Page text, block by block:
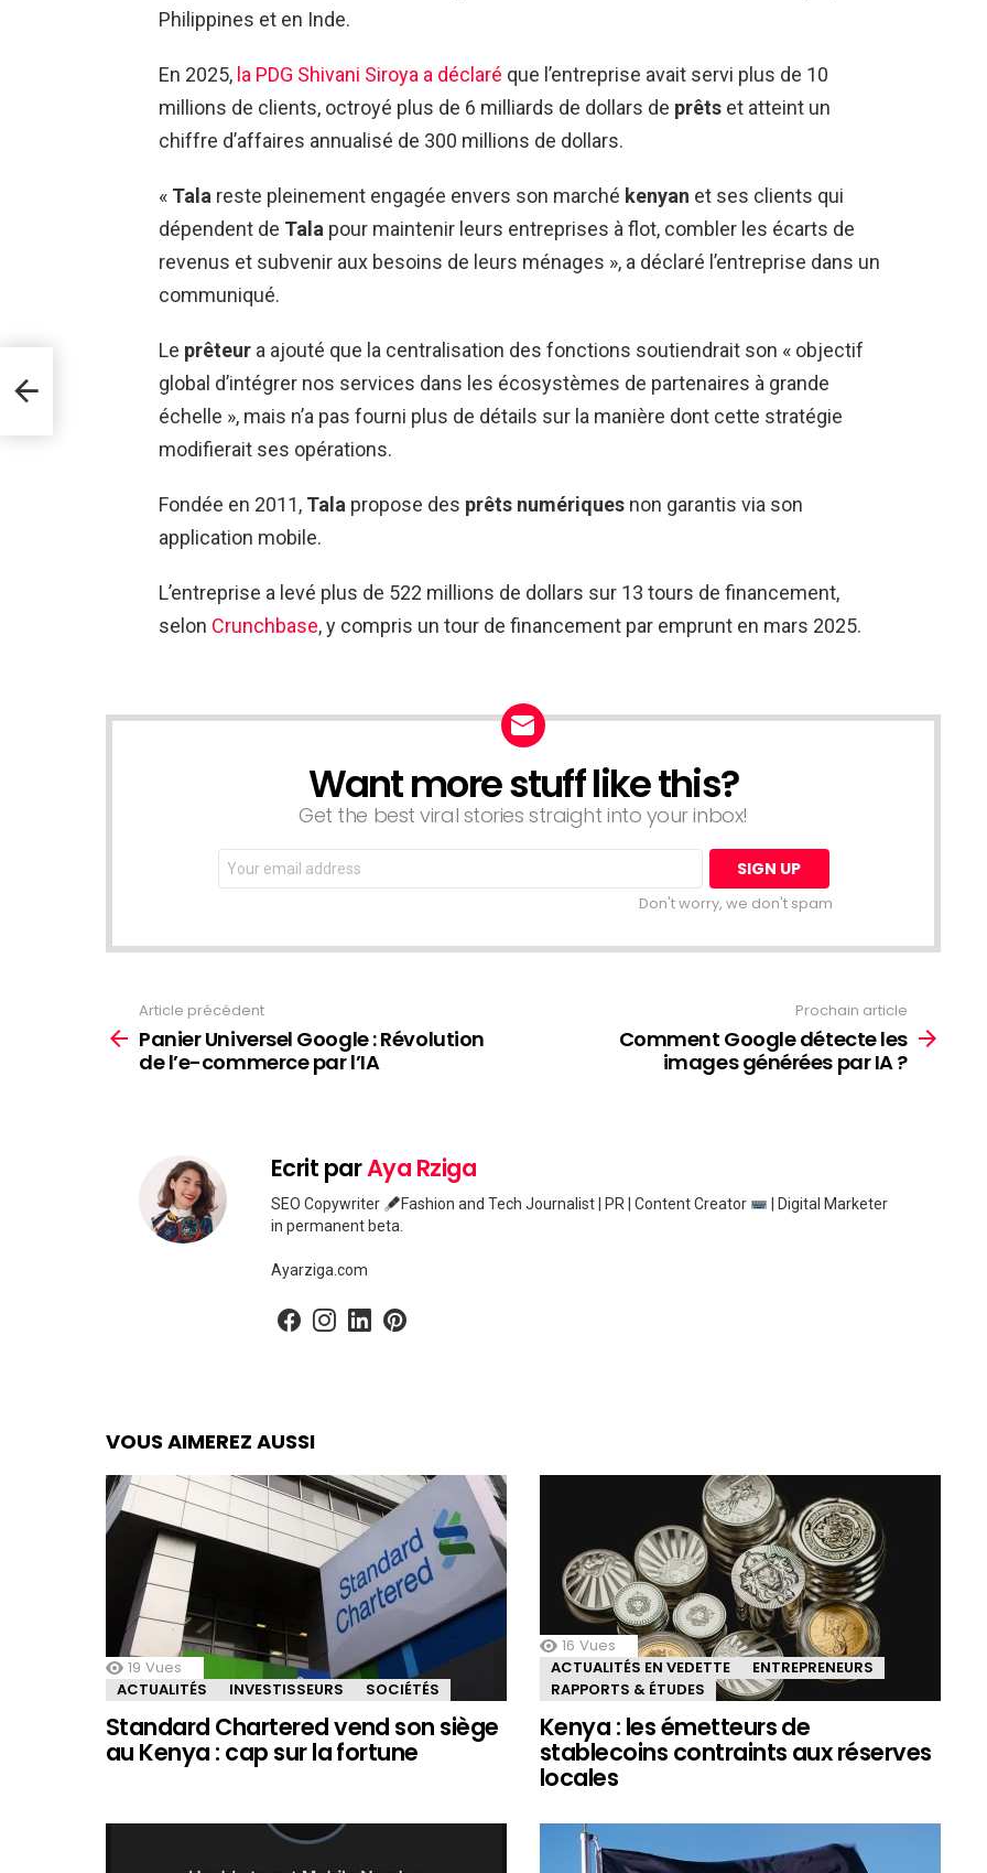
Philippines et en Inde.
En 2025, la PDG Shivani Siroya a déclaré que l’entreprise avait servi plus de 10
millions de clients, octroyé plus de 6 milliards de dollars de prêts et atteint un
chiffre d’affaires annualisé de 300 millions de dollars.
« Tala reste pleinement engagée envers son marché kenyan et ses clients qui
dépendent de Tala pour maintenir leurs entreprises à flot, combler les écarts de
revenus et subvenir aux besoins de leurs ménages », a déclaré l’entreprise dans un
communiqué.
Le prêteur a ajouté que la centralisation des fonctions soutiendrait son « objectif
global d’intégrer nos services dans les écosystèmes de partenaires à grande
échelle », mais n’a pas fourni plus de détails sur la manière dont cette stratégie
modifierait ses opérations.
Fondée en 2011, Tala propose des prêts numériques non garantis via son
application mobile.
L’entreprise a levé plus de 522 millions de dollars sur 13 tours de financement,
selon Crunchbase, y compris un tour de financement par emprunt en mars 2025.
Want more stuff like this?
Get the best viral stories straight into your inbox!
Email
address:
Don't worry, we don't spam
plus
Article précédent
Panier Universel Google : Révolution
de l’e-commerce par l’IA
Prochain article
Comment Google détecte les
images générées par IA ?
Ecrit parAya Rziga
SEO Copywriter Fashion and Tech Journalist | PR | Content Creator
| Digital Marketer
in permanent beta.
Ayarziga.com
facebookinstagram
linkedin
VOUS AIMEREZ AUSSI
19 Vues
ACTUALITÉS
INVESTISSEURS SOCIÉTÉS
Standard Chartered vend son siège
au Kenya : cap sur la fortune
16 Vues
ACTUALITÉS EN VEDETTE
ENTREPRENEURS
RAPPORTS & ÉTUDES
Kenya : les émetteurs de
stablecoins contraints aux réserves
locales
de